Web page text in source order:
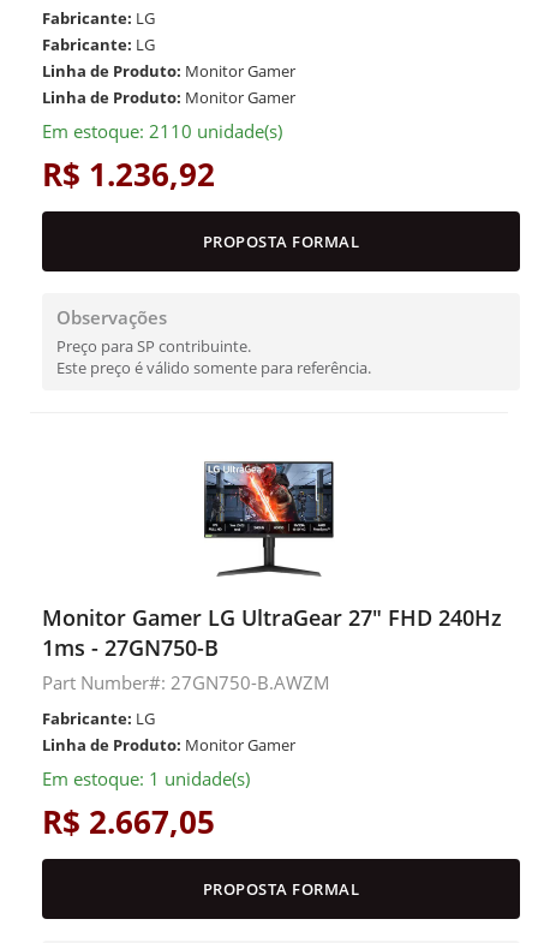
Fabricante: LG
Fabricante: LG
Linha de Produto: Monitor Gamer
Linha de Produto: Monitor Gamer
Em estoque: 2110 unidade(s)
R$ 1.236,92
PROPOSTA FORMAL
Observações
Preço para SP contribuinte.
Este preço é válido somente para referência.
Monitor Gamer LG UltraGear 27" FHD 240Hz
1ms - 27GN750-B
Part Number#: 27GN750-B.AWZM
Fabricante: LG
Linha de Produto: Monitor Gamer
Em estoque: 1 unidade(s)
R$ 2.667,05
PROPOSTA FORMAL